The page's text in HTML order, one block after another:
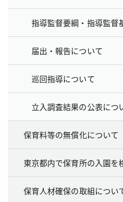
指導監督要綱・指導監督
届出・報告について
巡回指導について
立入調査結果の公表につ
保育料等の無償化について
東京都内で保育所の入園を
保育人材確保の取組につい